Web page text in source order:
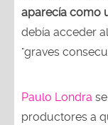
aparecía como
debía acceder
"graves
Paulo Londra
productores a